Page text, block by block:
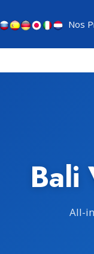
Nos
Bali
All-